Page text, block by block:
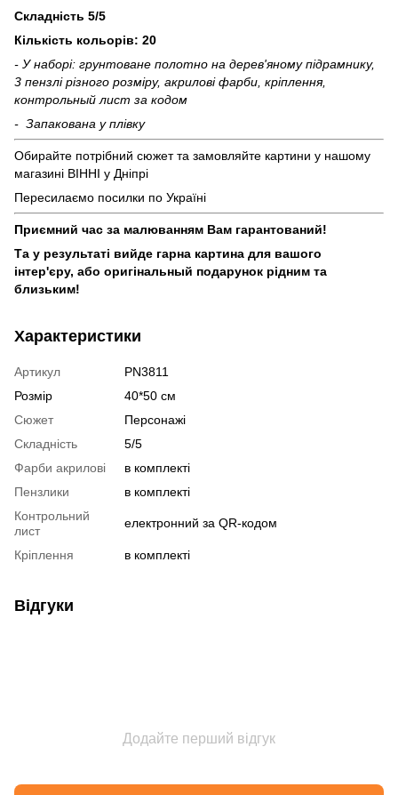
Складність 5/5
Кількість кольорів: 20
- У наборі: грунтоване полотно на дерев'яному підрамнику,
3 пензлі різного розміру, акрилові фарби, кріплення,
контрольный лист за кодом
- Запакована у плівку
Обирайте потрібний сюжет та замовляйте картини у нашому
магазині ВІННІ у Дніпрі
Пересилаємо посилки по Україні
Приємний час за малюванням Вам гарантований!
Та у результаті вийде гарна картина для вашого
інтер'єру, або оригінальный подарунок рідним та
близьким!
Характеристики
Артикул
PN3811
Розмір
40*50 см
Сюжет
Персонажі
Складність
5/5
Фарби акрилові
в комплекті
Пензлики
в комплекті
Контрольний
лист
електронний за QR-кодом
Кріплення в комплекті
Відгуки
Додайте перший відгук